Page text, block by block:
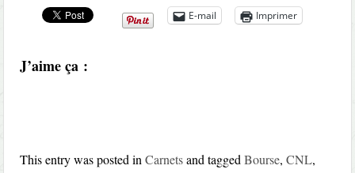
E-mail Imprimer
J’aime ça :
This entry was posted inCarnetsand taggedBourse,CNL,